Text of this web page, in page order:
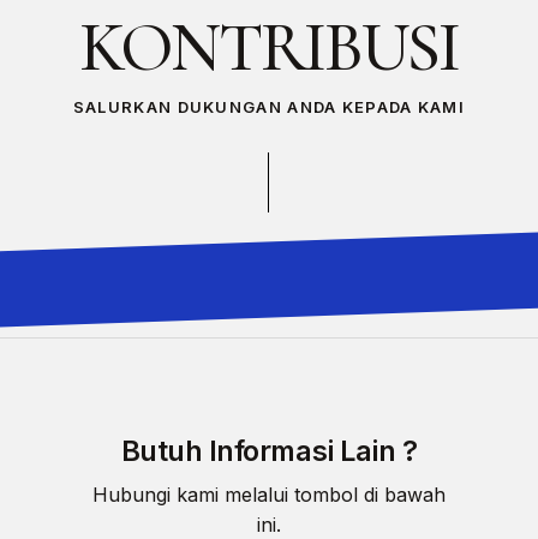
KONTRIBUSI
SALURKAN DUKUNGAN ANDA KEPADA KAMI
Butuh Informasi Lain ?
Hubungi kami melalui tombol di bawah
ini.